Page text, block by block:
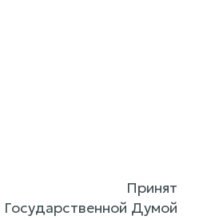
Принят
Государственной Думой